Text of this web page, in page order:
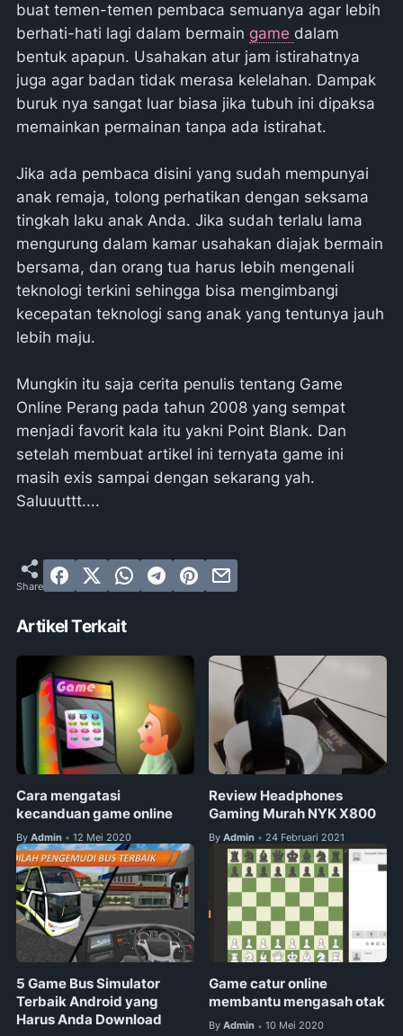
buat temen-temen pembaca semuanya agar lebih
berhati-hati lagi dalam bermain game dalam
bentuk apapun. Usahakan atur jam istirahatnya
juga agar badan tidak merasa kelelahan. Dampak
buruk nya sangat luar biasa jika tubuh ini dipaksa
memainkan permainan tanpa ada istirahat.
Jika ada pembaca disini yang sudah mempunyai
anak remaja, tolong perhatikan dengan seksama
tingkah laku anak Anda. Jika sudah terlalu lama
mengurung dalam kamar usahakan diajak bermain
bersama, dan orang tua harus lebih mengenali
teknologi terkini sehingga bisa mengimbangi
kecepatan teknologi sang anak yang tentunya jauh
lebih maju.
Mungkin itu saja cerita penulis tentang Game
Online Perang pada tahun 2008 yang sempat
menjadi favorit kala itu yakni Point Blank. Dan
setelah membuat artikel ini ternyata game ini
masih exis sampai dengan sekarang yah.
Saluuuttt....
Artikel Terkait
Cara mengatasi
kecanduan game online
By Admin • 12 Mei 2020
Review Headphones
Gaming Murah NYK X800
By Admin • 24 Februari 2021
5 Game Bus Simulator
Terbaik Android yang
Harus Anda Download
Game catur online
membantu mengasah otak
By Admin • 10 Mei 2020